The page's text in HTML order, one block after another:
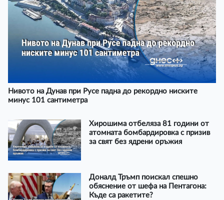
Нивото на Дунав при Русе падна до рекордно ниските
минус 101 сантиметра
Хирошима отбеляза 81 години от
атомната бомбардировка с призив
за свят без ядрени оръжия
Доналд Тръмп поискал спешно
обяснение от шефа на Пентагона:
Къде са ракетите?